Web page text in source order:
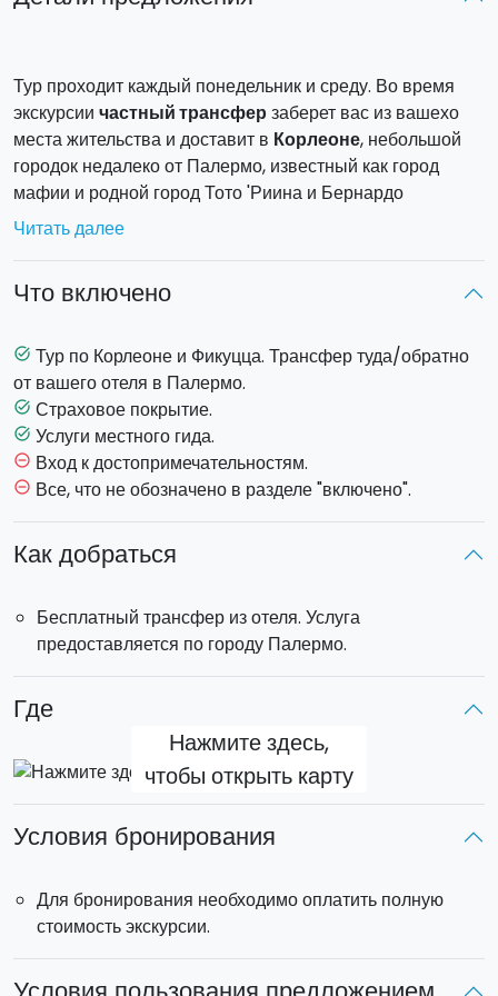
Тур проходит каждый понедельник и среду. Во время
экскурсии частный трансфер заберет вас из вашехо
места жительства и доставит в Корлеоне, небольшой
городок недалеко от Палермо, известный как город
мафии и родной город Тото 'Риина и Бернардо
Провенцано, город, который является главным героем
великого культурного и социального возрождения, где
также посетите замечательную
его тропами и прогулками по сельской местности. В
Корлеоне вы посетите музей мафии с многоязычным
гидом, расположенный в старинном монастыре.
Продолжительность (включая поездку туда и
обратно): с 9:00 до 17:00
Читать далее
Что включено
task_alt Тур по Корлеоне и Фикуцца. Трансфер туда/обратно
от вашего отеля в Палермо.
task_alt Страховое покрытие.
task_alt Услуги местного гида.
remove_circle_outline Вход к достопримечательностям.
remove_circle_outline Все, что не обозначено в разделе "включено".
Как добраться
Бесплатный трансфер из отеля. Услуга
предоставляется по городу Палермо.
Где
Нажмите здесь,
чтобы открыть карту
Условия бронирования
Для бронирования необходимо оплатить полную
стоимость экскурсии.